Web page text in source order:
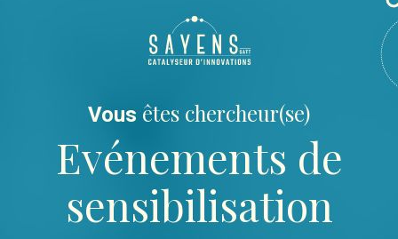
Vous êtes chercheur(se)
Evénements de
sensibilisation